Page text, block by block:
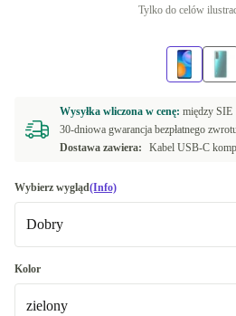
Tylko do celów
Wysyłka wliczona w cenę: między SIE
30-dniowa gwarancja bezpłatnego
Dostawa zawiera:
Kabel USB-C
Wybierz wygląd(Info)
Dobry
Dobry
Doskonały
Kolor
zielony